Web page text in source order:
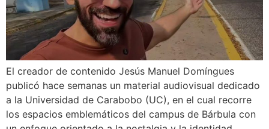
El creador de contenido Jesús Manuel Domíngues
publicó hace semanas un material audiovisual dedicado
a la Universidad de Carabobo (UC), en el cual recorre
los espacios emblemáticos del campus de Bárbula con